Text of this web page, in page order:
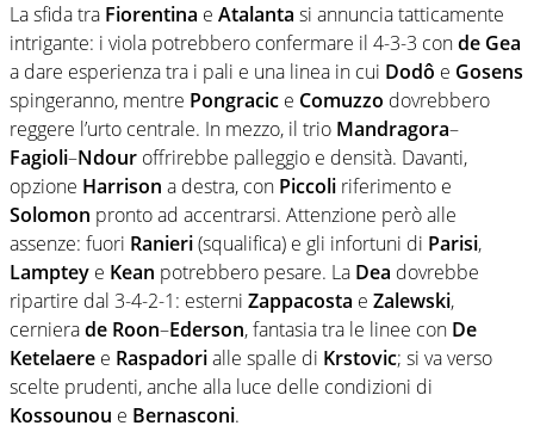
La sfida tra Fiorentina e Atalanta si annuncia tatticamente
intrigante: i viola potrebbero confermare il 4-3-3 conde Gea
a dare esperienza tra i pali e una linea in cui Dodô e Gosens
spingeranno, mentre Pongracic e Comuzzo dovrebbero
reggere l’urto centrale. In mezzo, il trio Mandragora–
Fagioli–Ndour offrirebbe palleggio e densità. Davanti,
opzione Harrison a destra, con Piccoli riferimento e
Solomon pronto ad accentrarsi. Attenzione però alle
assenze: fuori Ranieri(squalifica) e gli infortuni di Parisi,
Lamptey e Kean potrebbero pesare. La Dea dovrebbe
ripartire dal 3-4-2-1: esterni Zappacosta e Zalewski,
cernierade Roon–Ederson, fantasia tra le linee con De
Ketelaere e Raspadorialle spalle di Krstovic; si va verso
scelte prudenti, anche alla luce delle condizioni di
Kossounou e Bernasconi.